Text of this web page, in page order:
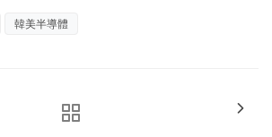
韓美半導體